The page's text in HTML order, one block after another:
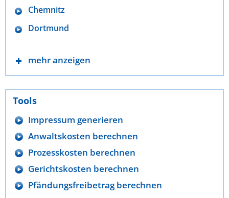
Chemnitz
Dortmund
mehr anzeigen
Tools
Impressum generieren
Anwaltskosten berechnen
Prozesskosten berechnen
Gerichtskosten berechnen
Pfändungsfreibetrag berechnen